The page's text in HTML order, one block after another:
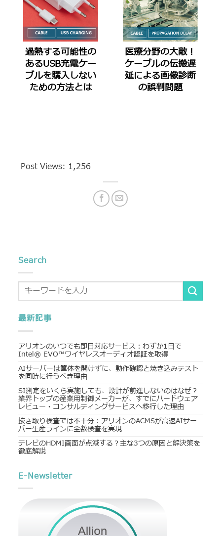
過熱する可能性の
あるUSB充電ケー
ブルを購入しない
ための方法とは
医療分野の大敵！
ケーブルの伝搬遅
延による画像診断
の誤判問題
Post Views: 1,256
Search
最新記事
アリオンのいつでも即日対応サービス：わずか1日で
Intel® EVO™ワイヤレスオーディオ認証を取得
AIサーバーは筐体を開けずに、動作確認と焼き込みテスト
を同時に行うべき理由
SI測定をいくら実施しても、設計が前進しないのはなぜ？
業界トップの産業用制御メーカーが、すでにハードウェア
レビュー・コンサルティングサービスへ移行した理由
抜き取り検査では不十分：アリオンのACMSが高速AIサー
バー生産ラインに全数検査を実現
テレビのHDMI画面が点滅する？主な3つの原因と解決策を
徹底解説
E-Newsletter